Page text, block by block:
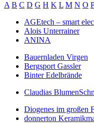
A B C D G H K L M N O P
AGEtech – smart
Alois Unterrainer
ANINA
Bauernladen Virgen
Bergsport Gassler
Binter Edelbrände
Claudias
Diogenes im großen
donnerton